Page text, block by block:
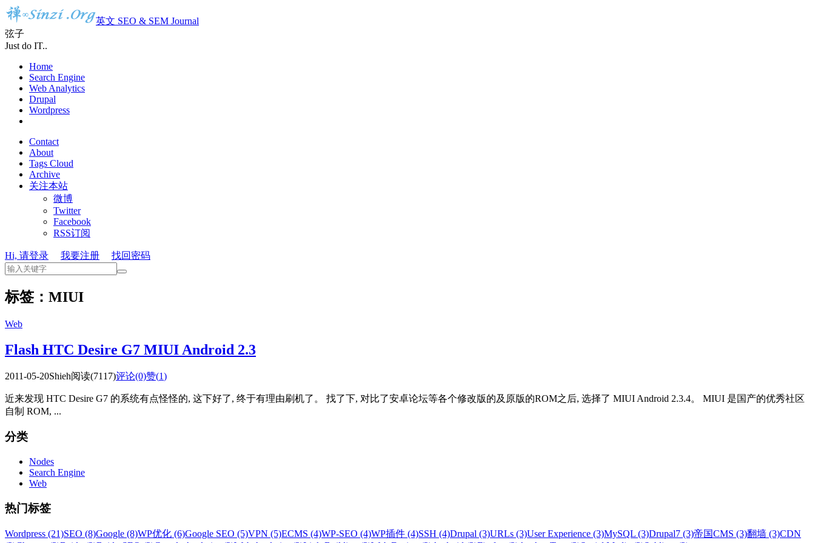
英文 SEO & SEM Journal
弦子
Just do IT..
Home
Search Engine
Web Analytics
Drupal
Wordpress
Contact
About
Tags Cloud
Archive
关注本站
微博
Twitter
Facebook
RSS订阅
Hi, 请登录 我要注册 找回密码
标签：MIUI
Web
Flash HTC Desire G7 MIUI Android 2.3
2011-05-20Shieh阅读(7117)评论(0)赞(1)
近来发现 HTC Desire G7 的系统有点怪怪的, 这下好了, 终于有理由刷机了。 找了下, 对比了安卓论坛等各个修改版的及原版的ROM之后, 选择了 MIUI Android 2.3.4。 MIUI 是国产的优秀社区
自制 ROM, ...
分类
Nodes
Search Engine
Web
热门标签
Wordpress (21)SEO (8)Google (8)WP优化 (6)Google SEO (5)VPN (5)ECMS (4)WP-SEO (4)WP插件 (4)SSH (4)Drupal (3)URLs (3)User Experience (3)MySQL (3)Drupal7 (3)帝国CMS (3)翻墙 (3)CDN